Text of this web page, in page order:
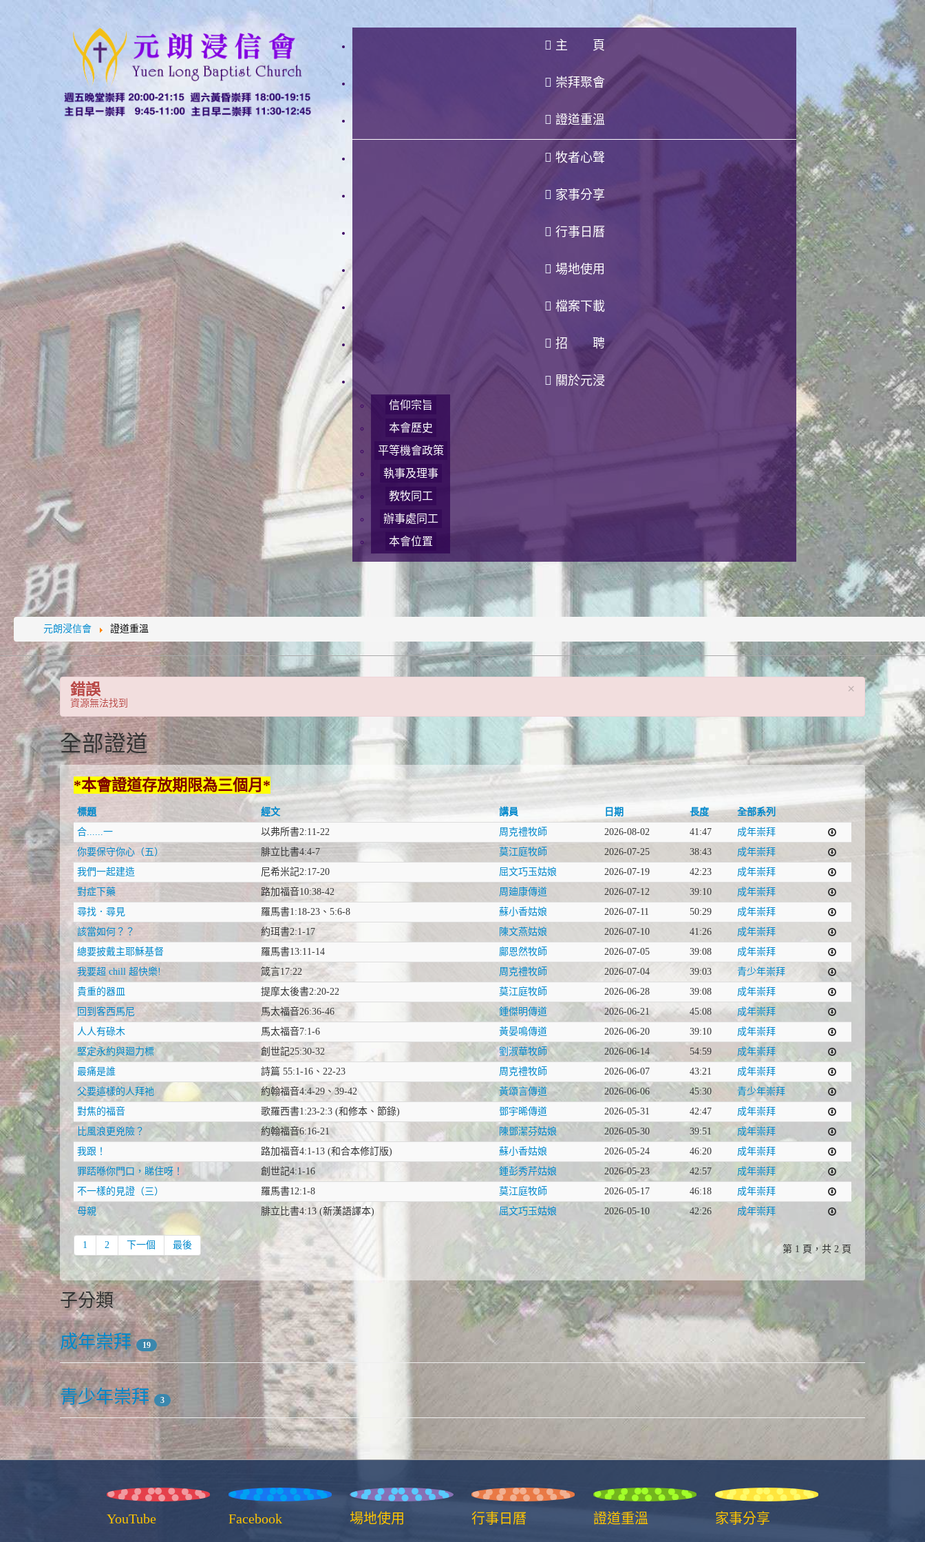
主 頁
崇拜聚會
證道重溫
牧者心聲
家事分享
行事日曆
場地使用
檔案下載
招 聘
關於元浸
信仰宗旨
本會歷史
平等機會政策
執事及理事
教牧同工
辦事處同工
本會位置
元朗浸信會 證道重溫
×
錯誤
資源無法找到
全部證道
*本會證道存放期限為三個月*
標題 經文 講員 日期 長度
全部系列
合......一
以弗所書2:11-22 周克禮牧師 2026-08-02 41:47
成年崇拜
你要保守你心（五）
腓立比書4:4-7 莫江庭牧師 2026-07-25 38:43
成年崇拜
我們一起建造
尼希米記2:17-20 屈文巧玉姑娘 2026-07-19 42:23
成年崇拜
對症下藥
路加福音10:38-42 周廸康傳道 2026-07-12 39:10
成年崇拜
尋找．尋見
羅馬書1:18-23、5:6-8 蘇小香姑娘 2026-07-11 50:29
成年崇拜
該當如何？？
約珥書2:1-17 陳文燕姑娘 2026-07-10 41:26
成年崇拜
總要披戴主耶穌基督
羅馬書13:11-14 鄺恩然牧師 2026-07-05 39:08
成年崇拜
我要超 chill 超快樂!
箴言17:22 周克禮牧師 2026-07-04 39:03
青少年崇拜
貴重的器皿
提摩太後書2:20-22 莫江庭牧師 2026-06-28 39:08
成年崇拜
回到客西馬尼
馬太福音26:36-46 鍾傑明傳道 2026-06-21 45:08
成年崇拜
人人有碌木
馬太福音7:1-6 黃晏鳴傳道 2026-06-20 39:10
成年崇拜
堅定永約與廻力標
創世記25:30-32 劉淑華牧師 2026-06-14 54:59
成年崇拜
最痛是誰
詩篇 55:1-16、22-23 周克禮牧師 2026-06-07 43:21
成年崇拜
父要這樣的人拜祂
約翰福音4:4-29、39-42 黃頌言傳道 2026-06-06 45:30
青少年崇拜
對焦的福音
歌羅西書1:23-2:3 (和修本、節錄) 鄧宇晞傳道 2026-05-31 42:47
成年崇拜
比風浪更兇險？
約翰福音6:16-21 陳鄧潔芬姑娘 2026-05-30 39:51
成年崇拜
我跟！
路加福音4:1-13 (和合本修訂版) 蘇小香姑娘 2026-05-24 46:20
成年崇拜
罪踎喺你門口，睇住呀！
創世記4:1-16 鍾彭秀芹姑娘 2026-05-23 42:57
成年崇拜
不一樣的見證（三）
羅馬書12:1-8 莫江庭牧師 2026-05-17 46:18
成年崇拜
母親
腓立比書4:13 (新漢語譯本) 屈文巧玉姑娘 2026-05-10 42:26 成年崇拜
第 1 頁，共 2 頁
1 2 下一個 最後
子分類
成年崇拜 19
青少年崇拜 3
YouTube Facebook 場地使用 行事日曆 證道重溫 家事分享